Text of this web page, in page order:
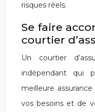
risques réels.
Se faire
courtier
Un courtier
indépendant qui
meilleure
vos besoins et de